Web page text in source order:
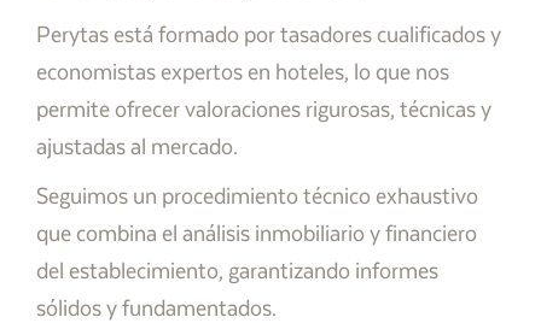
Perytas está formado por tasadores cualificados y
economistas expertos en hoteles, lo que nos
permite ofrecer valoraciones rigurosas, técnicas y
ajustadas al mercado.
Seguimos un procedimiento técnico exhaustivo
que combina el análisis inmobiliario y financiero
del establecimiento, garantizando informes
sólidos y fundamentados.